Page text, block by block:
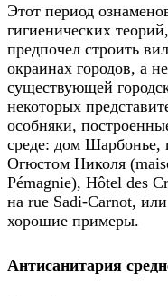
Этот период
гигиенических
предпочел строить
окраинах городов, а
существующей
некоторых
особняки,
среде: дом Шарбонье,
Огюстом Николя
Pémagnie), Hôtel des
на rue Sadi-Carnot,
хорошие примеры.
Антисанитария